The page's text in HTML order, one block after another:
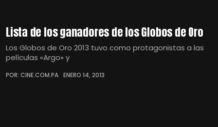
Lista de los ganadores de los Globos de Oro
Los Globos de Oro 2013 tuvo como protagonistas a las
películas «Argo» y
POR: CINE.COM.PA ENERO 14, 2013